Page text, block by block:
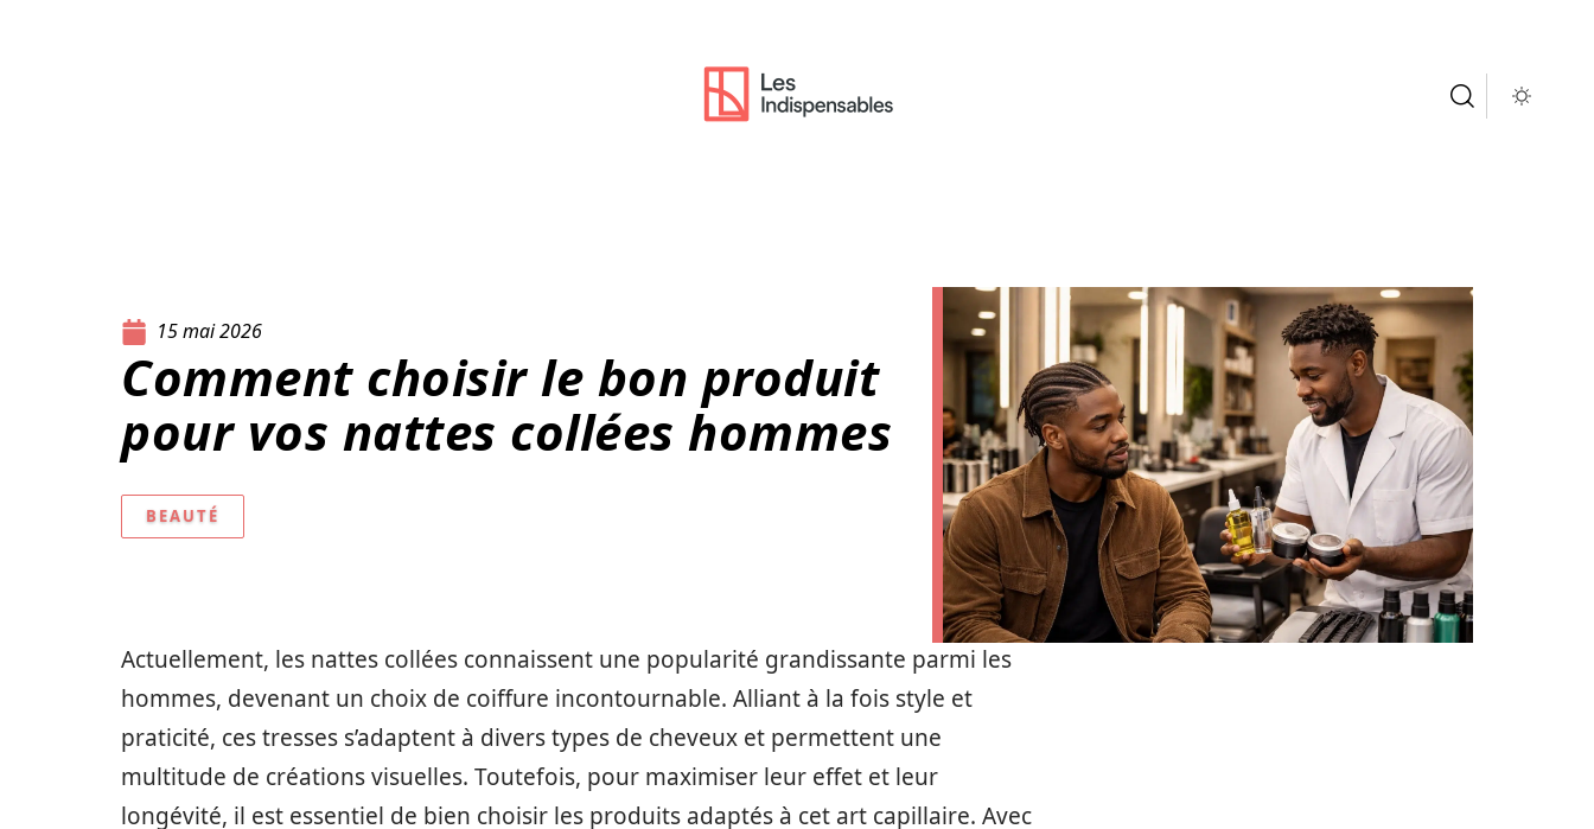
15 mai 2026
Comment choisir le bon produit
pour vos nattes collées hommes
BEAUTÉ
Actuellement, les nattes collées connaissent une popularité grandissante parmi les
hommes, devenant un choix de coiffure incontournable. Alliant à la fois style et
praticité, ces tresses s’adaptent à divers types de cheveux et permettent une
multitude de créations visuelles. Toutefois, pour maximiser leur effet et leur
longévité, il est essentiel de bien choisir les produits adaptés à cet art capillaire. Avec